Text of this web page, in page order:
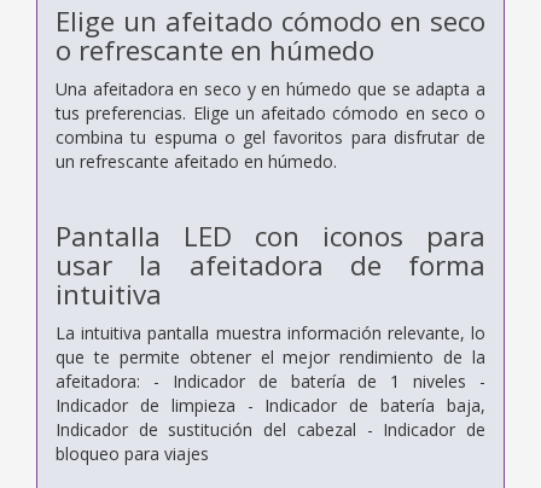
Elige un afeitado cómodo en seco
o refrescante en húmedo
Una afeitadora en seco y en húmedo que se adapta a
tus preferencias. Elige un afeitado cómodo en seco o
combina tu espuma o gel favoritos para disfrutar de
un refrescante afeitado en húmedo.
Pantalla LED con iconos para
usar la afeitadora de forma
intuitiva
La intuitiva pantalla muestra información relevante, lo
que te permite obtener el mejor rendimiento de la
afeitadora: - Indicador de batería de 1 niveles -
Indicador de limpieza - Indicador de batería baja,
Indicador de sustitución del cabezal - Indicador de
bloqueo para viajes